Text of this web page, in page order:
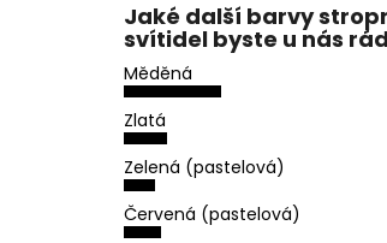
Jaké další barvy
svítidel byste u nás
Měděná
Zlatá
Zelená (pastelová)
Červená (pastelová)